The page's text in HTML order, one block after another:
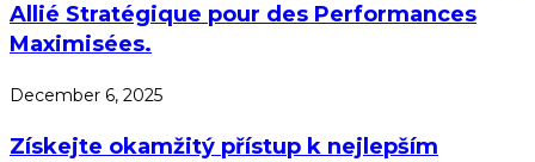
Allié Stratégique pour des Performances
Maximisées.
December 6, 2025
Získejte okamžitý přístup k nejlepším